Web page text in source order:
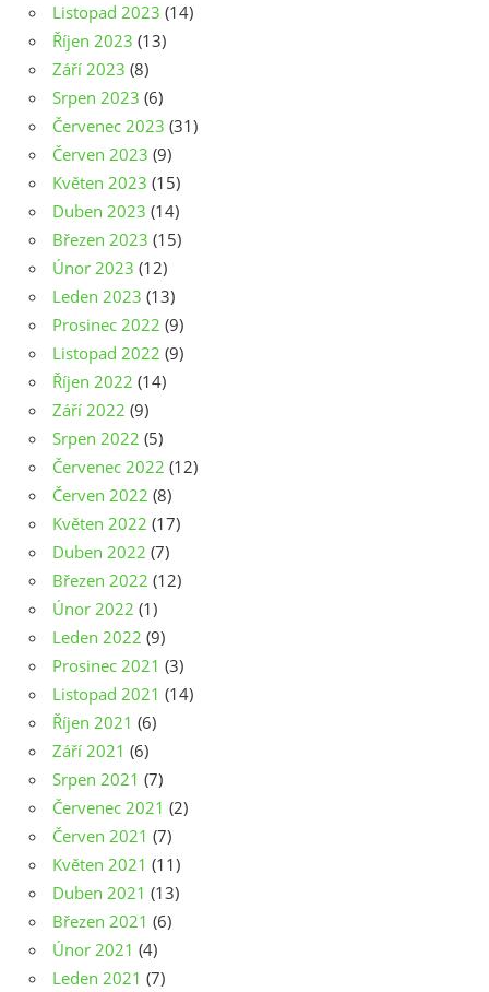
Listopad 2023 (14)
Říjen 2023 (13)
Září 2023 (8)
Srpen 2023 (6)
Červenec 2023 (31)
Červen 2023 (9)
Květen 2023 (15)
Duben 2023 (14)
Březen 2023 (15)
Únor 2023 (12)
Leden 2023 (13)
Prosinec 2022 (9)
Listopad 2022 (9)
Říjen 2022 (14)
Září 2022 (9)
Srpen 2022 (5)
Červenec 2022 (12)
Červen 2022 (8)
Květen 2022 (17)
Duben 2022 (7)
Březen 2022 (12)
Únor 2022 (1)
Leden 2022 (9)
Prosinec 2021 (3)
Listopad 2021 (14)
Říjen 2021 (6)
Září 2021 (6)
Srpen 2021 (7)
Červenec 2021 (2)
Červen 2021 (7)
Květen 2021 (11)
Duben 2021 (13)
Březen 2021 (6)
Únor 2021 (4)
Leden 2021 (7)